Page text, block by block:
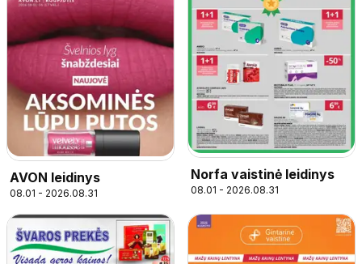
AVON leidinys
08.01 - 2026.08.31
Norfa vaistinė leidinys
08.01 - 2026.08.31